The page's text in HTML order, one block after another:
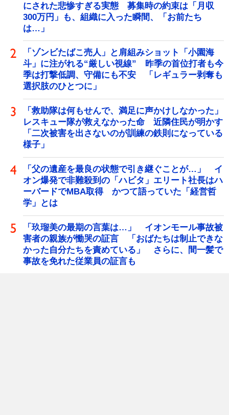
にされた悲惨すぎる実態 募集時の約束は「月収
300万円」も、組織に入った瞬間、「お前たち
は…」
「ゾンビたばこ売人」と肩組みショット「小園海
斗」に注がれる“厳しい視線” 昨季の首位打者も今
季は打撃低調、守備にも不安 「レギュラー剥奪も
選択肢のひとつに」
「救助隊は何もせんで、満足に声かけしなかった」
レスキュー隊が救えなかった命 近隣住民が明かす
「二次被害を出さないのが訓練の鉄則になっている
様子」
「父の遺産を最良の状態で引き継ぐことが…」 イ
オン爆発で非難殺到の「ハビタ」エリート社長はハ
ーバードでMBA取得 かつて語っていた「経営哲
学」とは
「玖瑠美の最期の言葉は…」 イオンモール事故被
害者の親族が慟哭の証言 「おばたちは制止できな
かった自分たちを責めている」 さらに、間一髪で
事故を免れた従業員の証言も